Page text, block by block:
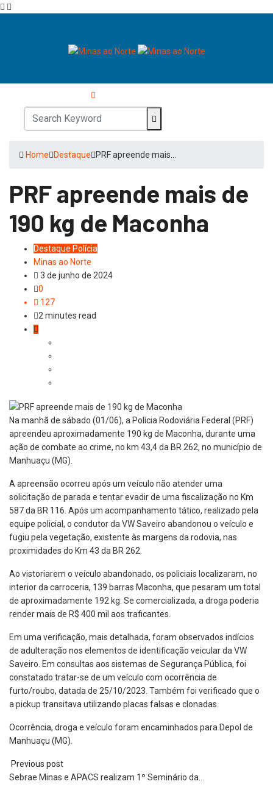
Home Destaque PRF apreende mais…
PRF apreende mais de
190 kg de Maconha
Destaque Polícia
Minas ao Norte
3 de junho de 2024
0
127
2 minutes read
Na manhã de sábado (01/06), a Polícia Rodoviária Federal (PRF)
apreendeu aproximadamente 190 kg de Maconha, durante uma
ação de combate ao crime, no km 43,4 da BR 262, no município de
Manhuaçu (MG).
A apreensão ocorreu após um veículo não atender uma
solicitação de parada e tentar evadir de uma fiscalização no Km
587 da BR 116. Após um acompanhamento tático, realizado pela
equipe policial, o condutor da VW Saveiro abandonou o veículo e
fugiu pela vegetação, existente às margens da rodovia, nas
proximidades do Km 43 da BR 262.
Ao vistoriarem o veículo abandonado, os policiais localizaram, no
interior da carroceria, 139 barras Maconha, que pesaram um total
de aproximadamente 192 kg. Se comercializada, a droga poderia
render mais de R$ 400 mil aos traficantes.
Em uma verificação, mais detalhada, foram observados indícios
de adulteração nos elementos de identificação veicular da VW
Saveiro. Em consultas aos sistemas de Segurança Pública, foi
constatado tratar-se de um veículo com ocorrência de
furto/roubo, datada de 25/10/2023. Também foi verificado que o
a pickup transitava utilizando placas falsas e clonadas.
Ocorrência, droga e veículo foram encaminhados para Depol de
Manhuaçu (MG).
Previous post
Sebrae Minas e APACS realizam 1º Seminário da…